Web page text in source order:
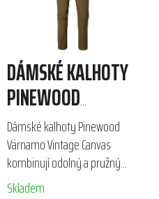
DÁMSKÉ KALHOTY
PINEWOOD
VÄRNAMO VINTAGE
CANVAS
Dámské kalhoty Pinewood
Värnamo Vintage Canvas
kombinují odolný a pružný
materiál s pohodlným 4-
Skladem